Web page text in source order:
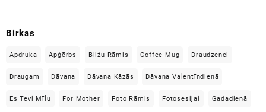
Birkas
Apdruka Apģērbs Bilžu Rāmis Coffee Mug Draudzenei
Draugam Dāvana Dāvana Kāzās Dāvana Valentīndienā
Es Tevi Mīlu For Mother Foto Rāmis Fotosesijai Gadadienā